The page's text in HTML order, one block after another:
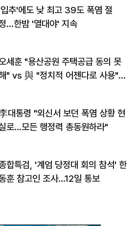
추'에도 낮 최고 39도 폭염 절
…한밤 '열대야' 지속
세훈 "용산공원 주택공급 동의 못
" vs 與 "정치적 어젠다로 사용"
대통령 "외신서 보던 폭염 상황 현
로…모든 행정력 총동원하라"
합특검, '계엄 당정대 회의 참석' 한
훈 참고인 조사...12일 통보